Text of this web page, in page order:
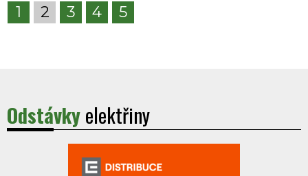
1 2 3 4 5
Odstávkyelektřiny